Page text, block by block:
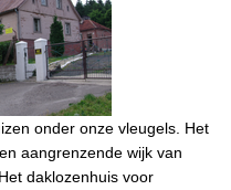
onder onze vleugels. Het
aangrenzende wijk van
daklozenhuis voor